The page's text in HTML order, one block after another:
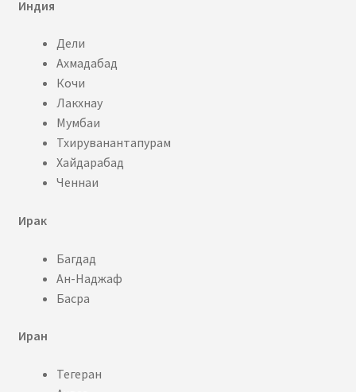
Индия
Дели
Ахмадабад
Кочи
Лакхнау
Мумбаи
Тхируванантапурам
Хайдарабад
Ченнаи
Ирак
Багдад
Ан-Наджаф
Басра
Иран
Тегеран